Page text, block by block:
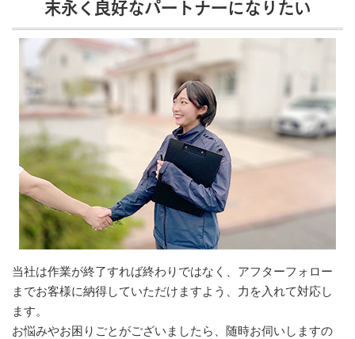
末永く良好なパートナーになりたい
当社は作業が終了すれば終わりではなく、アフターフォロー
までお客様に納得していただけますよう、力を入れて対応し
ます。
お悩みやお困りごとがございましたら、随時お伺いしますの